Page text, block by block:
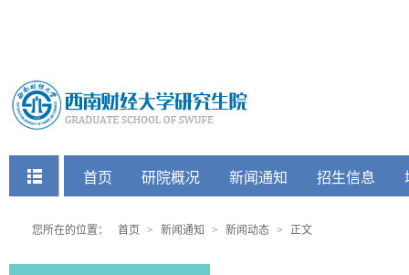
快捷菜单
首页 研院概况 新闻通知 招生信息
您所在的位置： 首页 > 新闻通知 > 新闻动态 > 正文